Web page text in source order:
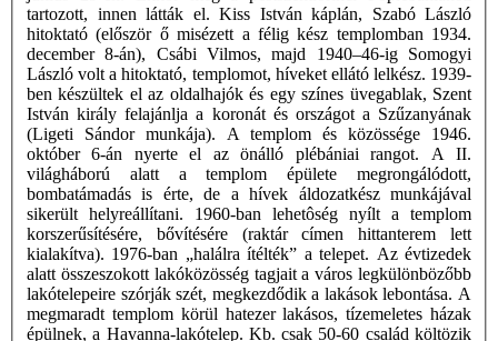
tartozott, innen látták el. Kiss István káplán, Szabó László
hitoktató (először ő misézett a félig kész templomban 1934.
december 8-án), Csábi Vilmos, majd 1940–46-ig Somogyi
László volt a hitoktató, templomot, híveket ellátó lelkész. 1939-
ben készültek el az oldalhajók és egy színes üvegablak, Szent
István király felajánlja a koronát és országot a Szűzanyának
(Ligeti Sándor munkája). A templom és közössége 1946.
október 6-án nyerte el az önálló plébániai rangot. A II.
világháború alatt a templom épülete megrongálódott,
bombatámadás is érte, de a hívek áldozatkész munkájával
sikerült helyreállítani. 1960-ban lehetôség nyílt a templom
korszerűsítésére, bővítésére (raktár címen hittanterem lett
kialakítva). 1976-ban „halálra ítélték” a telepet. Az évtizedek
alatt összeszokott lakóközösség tagjait a város legkülönbözőbb
lakótelepeire szórják szét, megkezdődik a lakások lebontása. A
megmaradt templom körül hatezer lakásos, tízemeletes házak
épülnek, a Havanna-lakótelep. Kb. csak 50-60 család költözik